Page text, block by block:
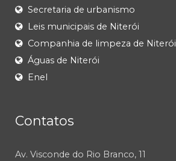
Secretaria de urbanismo
Leis municipais de Niterói
Companhia de limpeza de Niterói
Águas de Niterói
Enel
Contatos
Av. Visconde do Rio Branco, 11